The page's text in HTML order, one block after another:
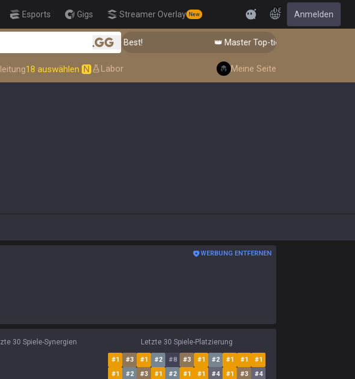
Esports Gigs Streamer Overlay New Feedback
DE Anmelden
.gg
tier Comps from the Best! 👑 Master Top-tier Comps from the Best!
18 auswählen N Labor Meine Seite
WERBUNG ENTFERNEN
30 Spiele-Synergien Letzte 30 Spiele-Platzierung
#1 #3 #1 #2 #8 #3 #1 #2 #1 #1 #1
#1 #2 #3 #1 #2 #1 #1 #4 #1 #3 #4